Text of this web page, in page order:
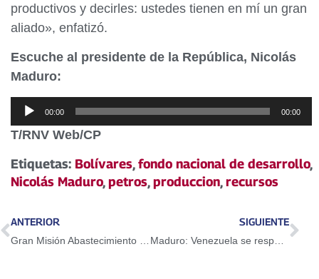
productivos y decirles: ustedes tienen en mí un gran
aliado», enfatizó.
Escuche al presidente de la República, Nicolás
Maduro:
Reproductor
de
audio
00:00 00:00
T/RNV Web/CP
Etiquetas: Bolívares,fondo nacional de desarrollo,
Nicolás Maduro,petros,produccion,recursos
ANTERIOR SIGUIENTE
Maduro: Venezuela se respeta basta de injerencia de la Unión Europea